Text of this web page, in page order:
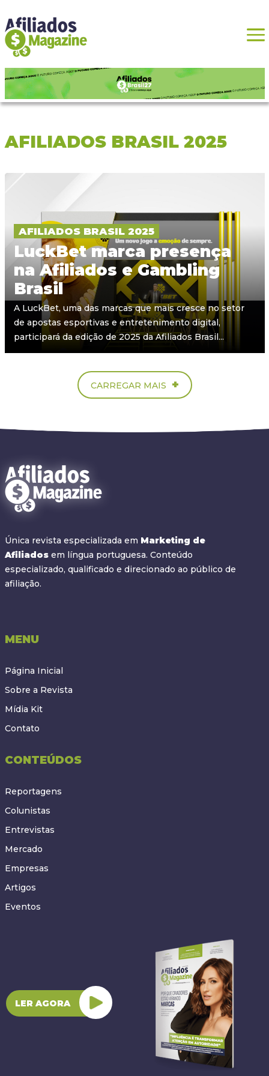
AFILIADOS BRASIL 2025
AFILIADOS BRASIL 2025
LuckBet marca presença
na Afiliados e Gambling
Brasil
A LuckBet, uma das marcas que mais cresce no setor
de apostas esportivas e entretenimento digital,
participará da edição de 2025 da Afiliados Brasil...
CARREGAR MAIS +
Única revista especializada em Marketing de
Afiliados em língua portuguesa. Conteúdo
especializado, qualificado e direcionado ao público de
afiliação.
MENU
Página Inicial
Sobre a Revista
Mídia Kit
Contato
CONTEÚDOS
Reportagens
Colunistas
Entrevistas
Mercado
Empresas
Artigos
Eventos
LER AGORA